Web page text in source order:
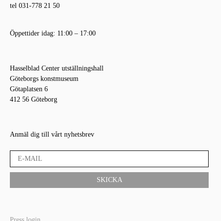
tel 031-778 21 50
Öppettider idag: 11:00 – 17:00
Hasselblad Center utställningshall
Göteborgs konstmuseum
Götaplatsen 6
412 56 Göteborg
Anmäl dig till vårt nyhetsbrev